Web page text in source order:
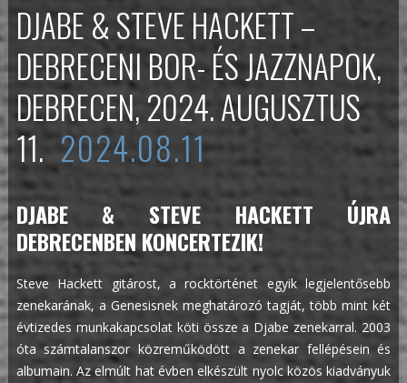
DJABE & STEVE HACKETT –
DEBRECENI BOR- ÉS JAZZNAPOK,
DEBRECEN, 2024. AUGUSZTUS
11.2024.08.11
DJABE & STEVE HACKETT ÚJRA
DEBRECENBEN KONCERTEZIK!
Steve Hackett gitárost, a rocktörténet egyik legjelentősebb
zenekarának, a Genesisnek meghatározó tagját, több mint két
évtizedes munkakapcsolat köti össze a Djabe zenekarral. 2003
óta számtalanszor közreműködött a zenekar fellépésein és
albumain. Az elmúlt hat évben elkészült nyolc közös kiadványuk